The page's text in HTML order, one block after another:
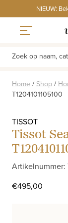
to
content
NIEUW:
Zoek op naam,
Home / Shop /
T1204101105100
TISSOT
Tissot
Artikelnummer:
€495,00